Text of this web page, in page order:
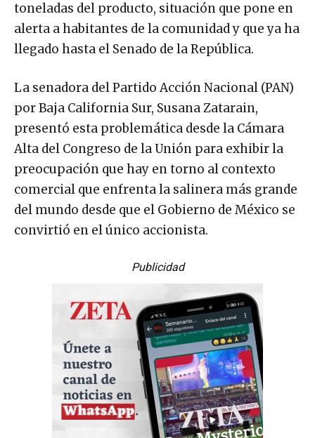
toneladas del producto, situación que pone en
alerta a habitantes de la comunidad y que ya ha
llegado hasta el Senado de la República.
La senadora del Partido Acción Nacional (PAN)
por Baja California Sur, Susana Zatarain,
presentó esta problemática desde la Cámara
Alta del Congreso de la Unión para exhibir la
preocupación que hay en torno al contexto
comercial que enfrenta la salinera más grande
del mundo desde que el Gobierno de México se
convirtió en el único accionista.
Publicidad